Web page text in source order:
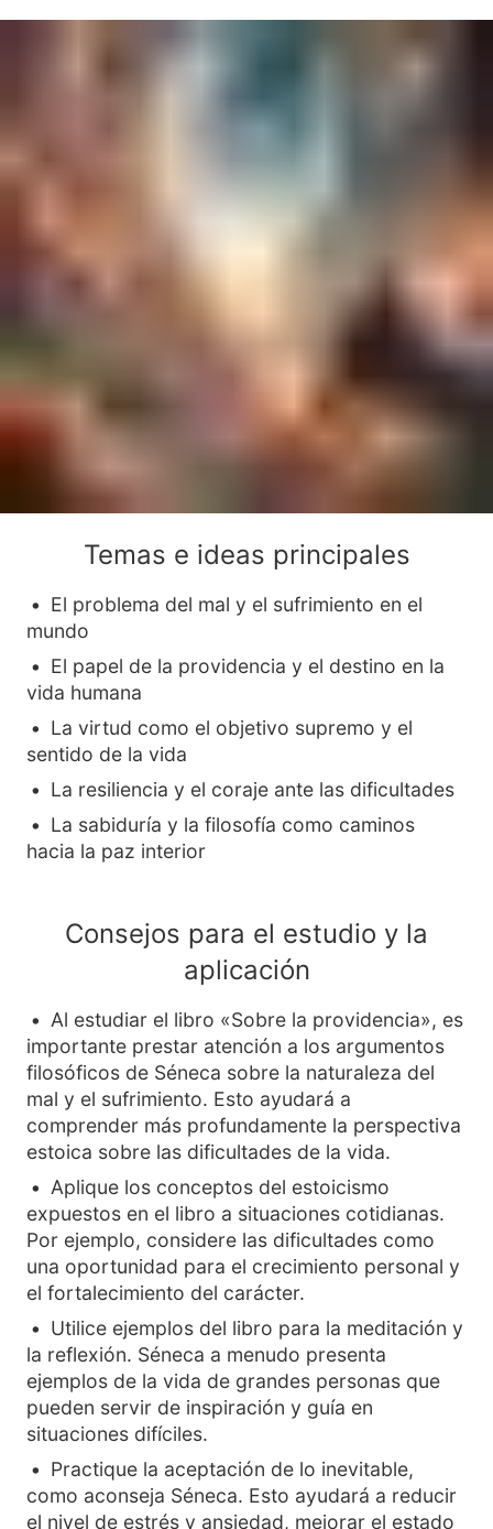
Temas e ideas principales
El problema del mal y el sufrimiento en el
mundo
El papel de la providencia y el destino en la
vida humana
La virtud como el objetivo supremo y el
sentido de la vida
La resiliencia y el coraje ante las dificultades
La sabiduría y la filosofía como caminos
hacia la paz interior
Consejos para el estudio y la
aplicación
Al estudiar el libro «Sobre la providencia», es
importante prestar atención a los argumentos
filosóficos de Séneca sobre la naturaleza del
mal y el sufrimiento. Esto ayudará a
comprender más profundamente la perspectiva
estoica sobre las dificultades de la vida.
Aplique los conceptos del estoicismo
expuestos en el libro a situaciones cotidianas.
Por ejemplo, considere las dificultades como
una oportunidad para el crecimiento personal y
el fortalecimiento del carácter.
Utilice ejemplos del libro para la meditación y
la reflexión. Séneca a menudo presenta
ejemplos de la vida de grandes personas que
pueden servir de inspiración y guía en
situaciones difíciles.
Practique la aceptación de lo inevitable,
como aconseja Séneca. Esto ayudará a reducir
el nivel de estrés y ansiedad, mejorar el estado